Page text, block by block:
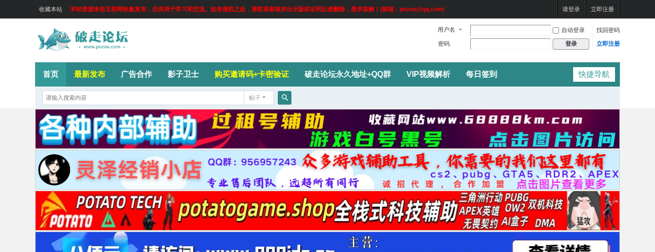
收藏本站 本站资源来自互联网收集发布，仅供用于学习和交流。如有侵权之处，请联系邮箱并出示版权证明以便删除，恳求谅解！(邮箱：pozou@qq.com) 请登录 立即注册
用户名 自动登录
找回密码
密码
登录 立即注册
快捷导航
首页 最新发布 广告合作 影子卫士 购买邀请码+卡密验证 破走论坛永久地址+QQ群 VIP视频解析 每日签到
帖子
搜
索